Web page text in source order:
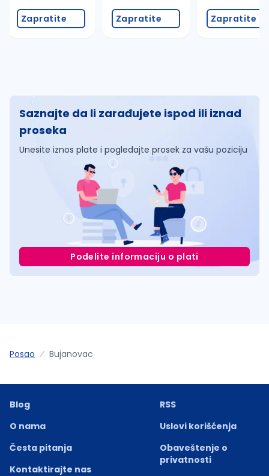
Zapratite Zapratite Zapratite
Saznajte da li zarađujete ispod ili iznad
proseka
Unesite iznos plate i pogledajte prosek za vašu poziciju
Podelite informaciju o plati
Posao Bujanovac
Blog
O nama
Česta pitanja
Kontaktirajte nas
RSS
Uslovi korišćenja
Obaveštenje o
privatnosti